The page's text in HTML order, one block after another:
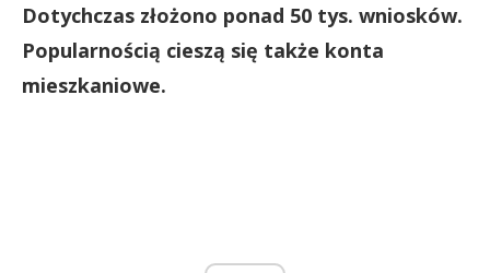
Dotychczas złożono ponad 50 tys. wniosków.
Popularnością cieszą się także konta
mieszkaniowe.